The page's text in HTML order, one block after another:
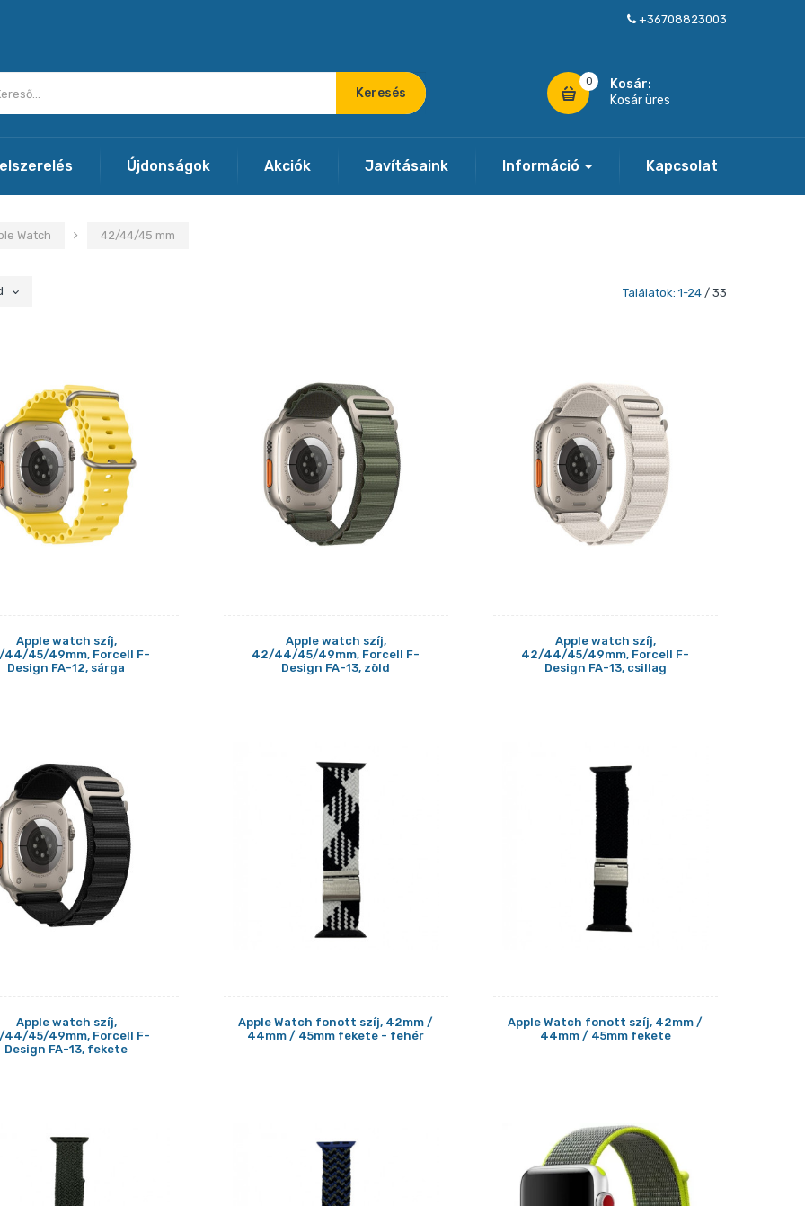
+36708823003
Keresés
0
Kosár:
Kosár üres
Újdonságok Akciók Javításaink Információ Kapcsolat
Watch 42/44/45 mm
Találatok: 1-24 / 33
Apple watch szíj,
45/49mm, Forcell F-
Design FA-12, sárga
Apple watch szíj,
42/44/45/49mm, Forcell F-
Design FA-13, zöld
Apple watch szíj,
42/44/45/49mm, Forcell F-
Design FA-13, csillag
Apple watch szíj,
45/49mm, Forcell F-
Design FA-13, fekete
Apple Watch fonott szíj, 42mm /
44mm / 45mm fekete - fehér
Apple Watch fonott szíj, 42mm /
44mm / 45mm fekete